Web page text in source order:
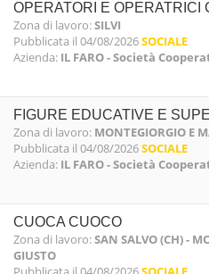
OPERATORI E OPERATRICI
Zona di lavoro:SILVI
Pubblicata il 04/08/2026SOCIALE
Azienda: IL FARO - Società
FIGURE EDUCATIVE E
Zona di lavoro: MONTEGIORGIO E
Pubblicata il 04/08/2026SOCIALE
Azienda: IL FARO - Società
CUOCA CUOCO
Zona di lavoro:SAN SALVO (CH) -
GIUSTO